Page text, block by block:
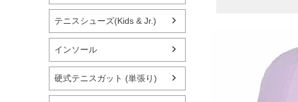
テニスシューズ(Kids & Jr.)
インソール
硬式テニスガット (単張り)